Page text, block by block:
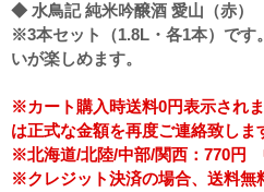
◆ 水鳥記 純米吟醸酒 愛山（赤）
※3本セット（1.8L・各1本）です
いが楽しめます。
※カート購入時送料0円表示され
は正式な金額を再度ご連絡致しま
※北海道/北陸/中部/関西：770円
※クレジット決済の場合、送料無